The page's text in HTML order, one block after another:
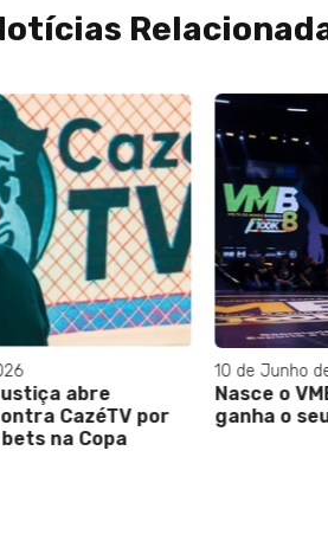
abre
CazéTV por
na Copa
10 de Junho de
Nasce o VMB
ganha o seu